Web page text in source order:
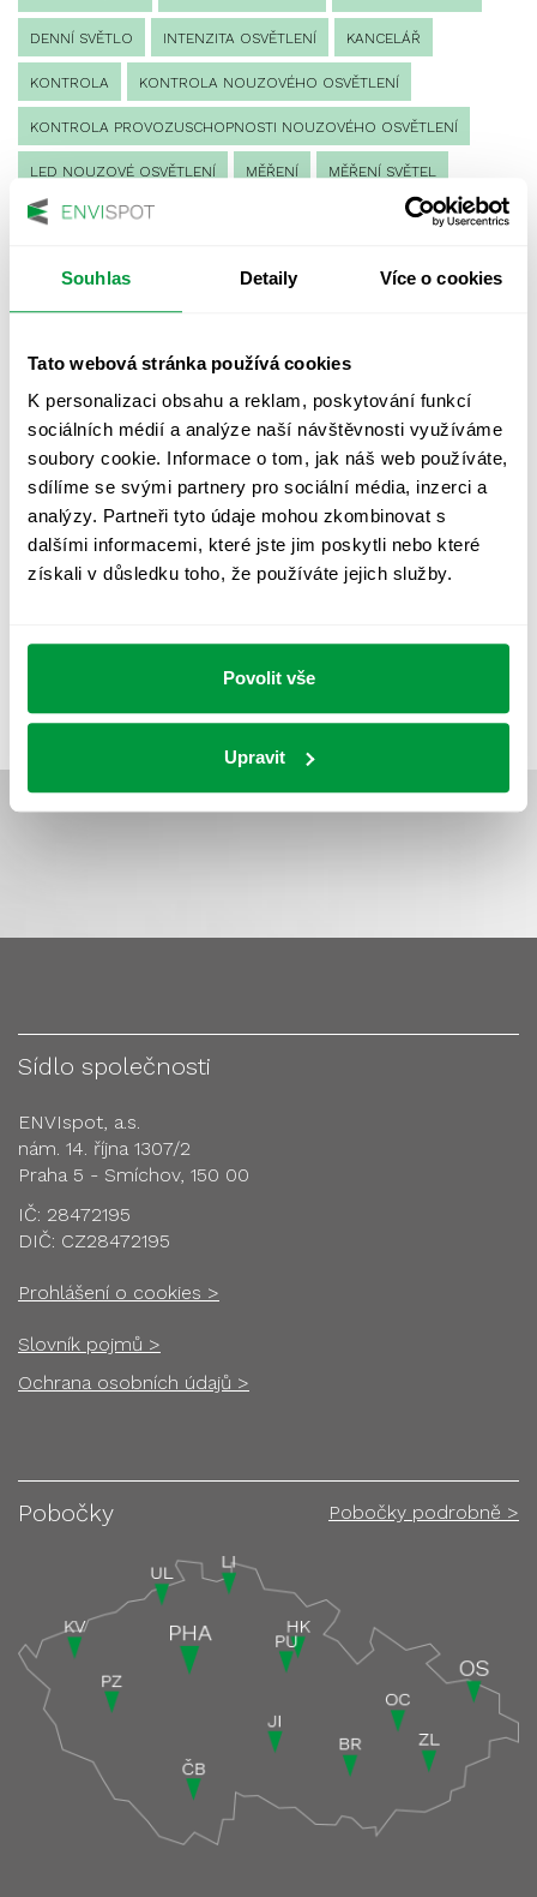
Souhlas Detaily Více o cookies
Tato webová stránka používá cookies
K personalizaci obsahu a reklam, poskytování funkcí
sociálních médií a analýze naší návštěvnosti využíváme
soubory cookie. Informace o tom, jak náš web používáte,
sdílíme se svými partnery pro sociální média, inzerci a
analýzy. Partneři tyto údaje mohou zkombinovat s
dalšími informacemi, které jste jim poskytli nebo které
získali v důsledku toho, že používáte jejich služby.
Povolit vše
Upravit
DENNÍ SVĚTLO INTENZITA OSVĚTLENÍ KANCELÁŘ
KONTROLA KONTROLA NOUZOVÉHO OSVĚTLENÍ
KONTROLA PROVOZUSCHOPNOSTI NOUZOVÉHO OSVĚTLENÍ
LED NOUZOVÉ OSVĚTLENÍ MĚŘENÍ MĚŘENÍ SVĚTEL
NÁVRH OSVĚTLENÍ NOUZOVÉ OSVĚTLENÍ
PROTIPANICKÉ OSVĚTLENÍ
PROVOZNÍ DENÍK NOUZOVÉHO OSVĚTLENÍ
REVIZE NOUZOVÉHO OSVĚTLENÍ ŘÍZENÍ SPEKTRUM
UMĚLÉ OSVĚTLENÍ VEŘEJNÉ OSVĚTLENÍ
VÝPOČET OSVĚTLENÍ VÝPOČET ZASTÍNĚNÍ
Sídlo společnosti
ENVIspot, a.s.
nám. 14. října 1307/2
Praha 5 - Smíchov, 150 00
IČ: 28472195
DIČ: CZ28472195
Prohlášení o cookies >
Slovník pojmů >
Ochrana osobních údajů >
Pobočky Pobočky podrobně >